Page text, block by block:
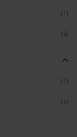
(1)
(2)
(1)
(1)